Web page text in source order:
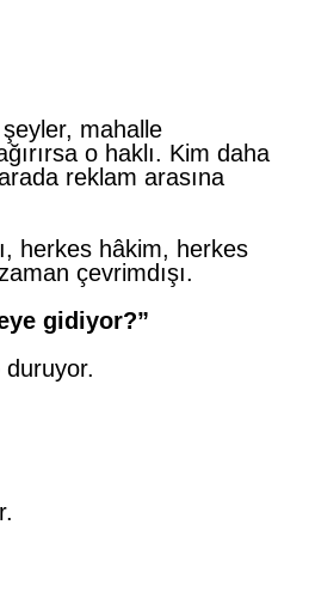
mahalle
o haklı. Kim daha
reklam arasına
herkes hâkim, herkes
çevrimdışı.
gidiyor?”